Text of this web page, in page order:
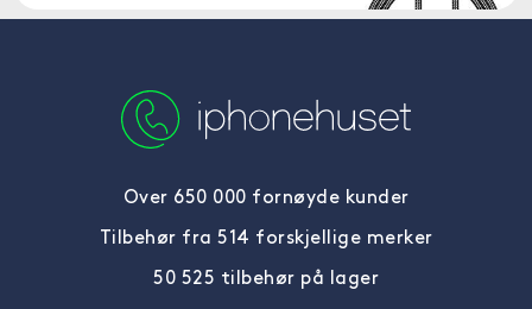
Over 650 000 fornøyde kunder
Tilbehør fra 514 forskjellige merker
50 525 tilbehør på lager